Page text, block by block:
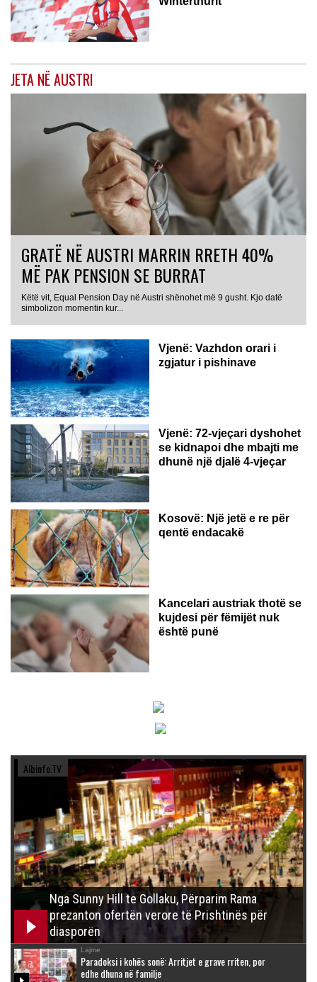
JETA NË AUSTRI
GRATË NË AUSTRI MARRIN RRETH 40%
MË PAK PENSION SE BURRAT
Këtë vit, Equal Pension Day në Austri shënohet më 9 gusht. Kjo datë
simbolizon momentin kur...
Vjenë: Vazhdon orari i
zgjatur i pishinave
Vjenë: 72-vjeçari dyshohet
se kidnapoi dhe mbajti me
dhunë një djalë 4-vjeçar
Kosovë: Një jetë e re për
qentë endacakë
Kancelari austriak thotë se
kujdesi për fëmijët nuk
është punë
Albinfo.TV
Nga Sunny Hill te Gollaku, Përparim Rama
prezanton ofertën verore të Prishtinës për
diasporën
Lajme
Paradoksi i kohës sonë: Arritjet e grave rriten, por
edhe dhuna në familje